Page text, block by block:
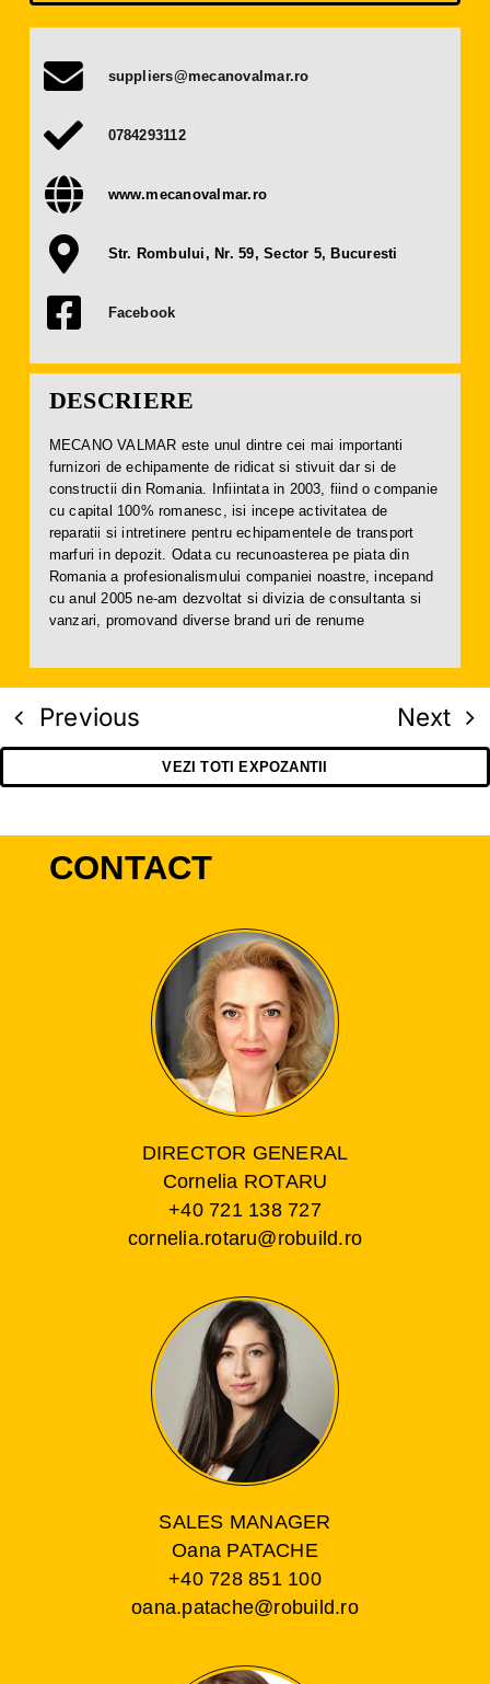
Presă
Contact
OBȚINE BILET
suppliers@mecanovalmar.ro
0784293112
www.mecanovalmar.ro
Str. Rombului, Nr. 59, Sector 5, Bucuresti
Facebook
DESCRIERE
MECANO VALMAR este unul dintre cei mai importanti
furnizori de echipamente de ridicat si stivuit dar si de
constructii din Romania. Infiintata in 2003, fiind o companie
cu capital 100% romanesc, isi incepe activitatea de
reparatii si intretinere pentru echipamentele de transport
marfuri in depozit. Odata cu recunoasterea pe piata din
Romania a profesionalismului companiei noastre, incepand
cu anul 2005 ne-am dezvoltat si divizia de consultanta si
vanzari, promovand diverse brand uri de renume
Previous Next
VEZI TOTI EXPOZANTII
CONTACT
DIRECTOR GENERAL
Cornelia ROTARU
+40 721 138 727
cornelia.rotaru@robuild.ro
SALES MANAGER
Oana PATACHE
+40 728 851 100
oana.patache@robuild.ro